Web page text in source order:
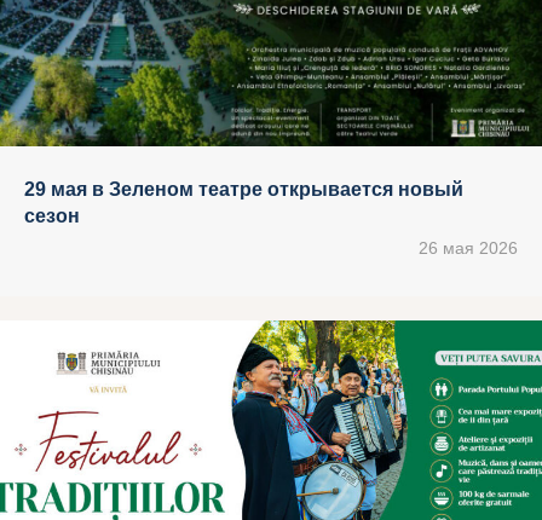
29 мая в Зеленом театре открывается новый
сезон
26 мая 2026